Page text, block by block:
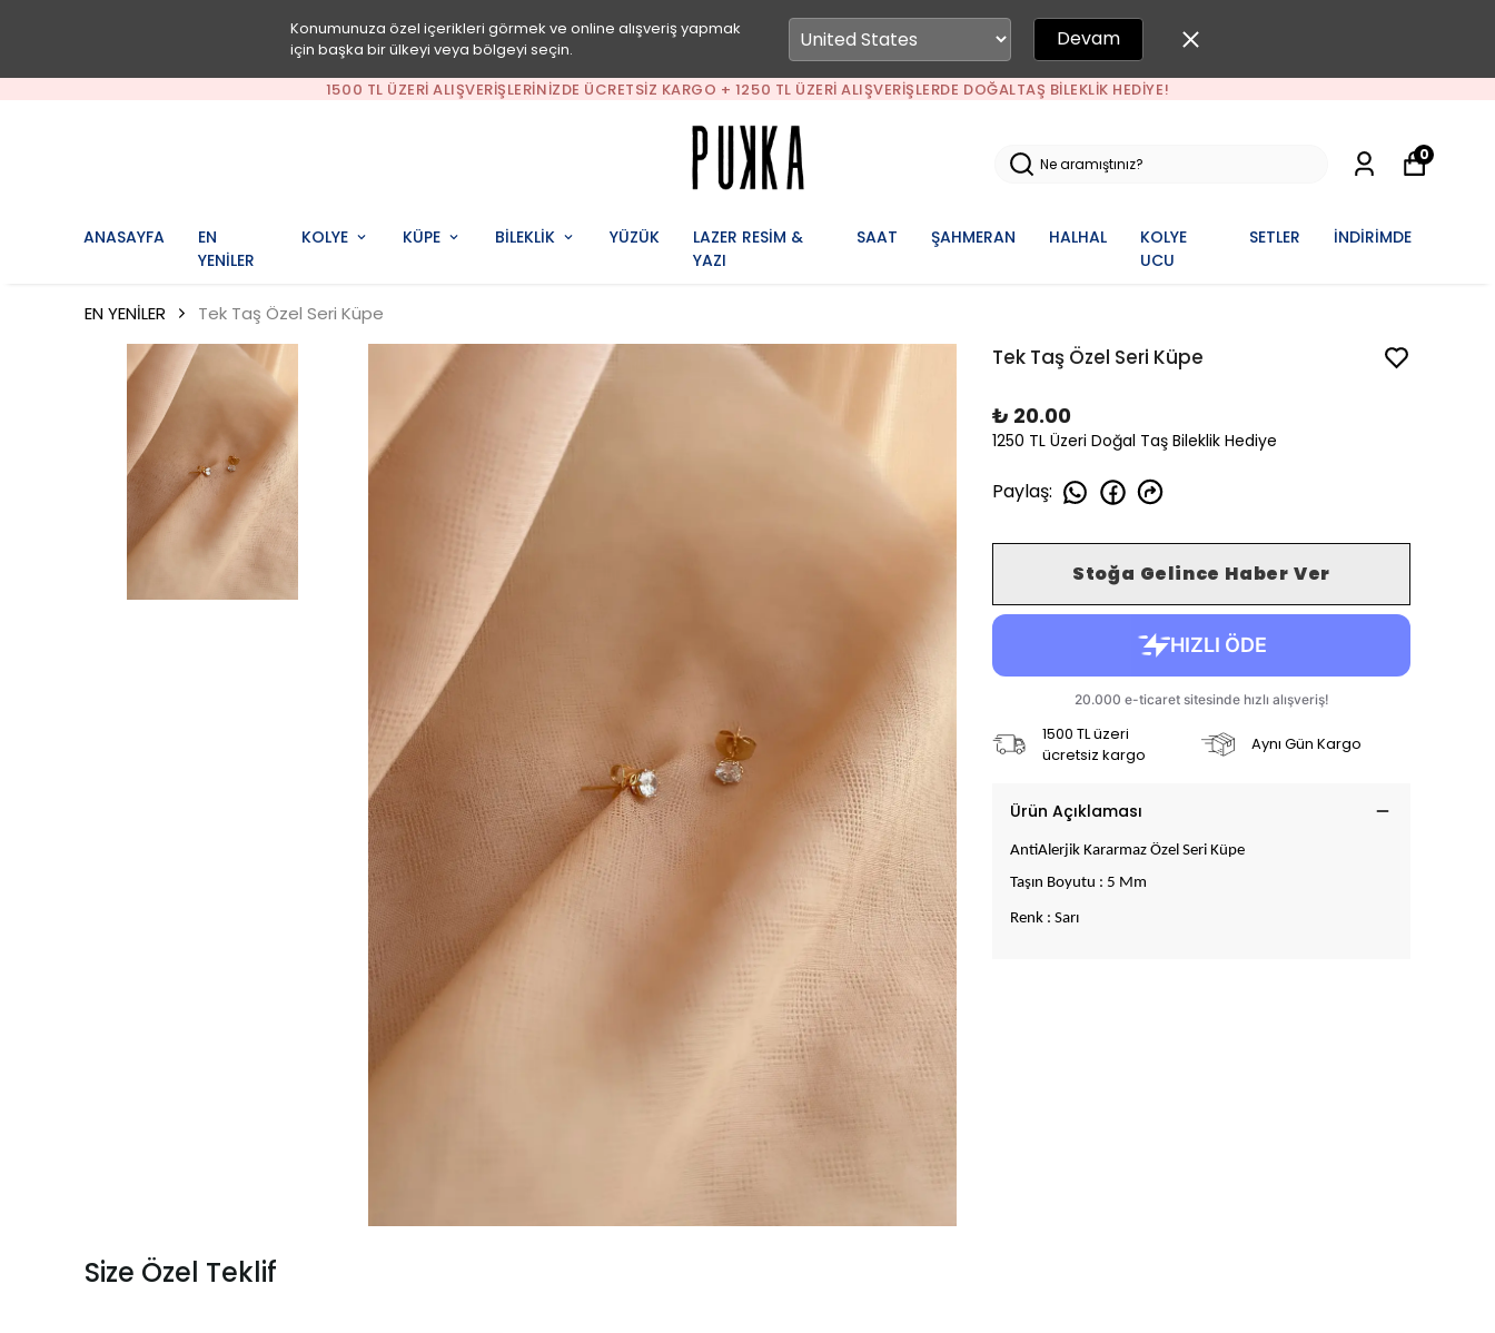
Konumunuza özel içerikleri görmek ve online alışveriş yapmak
için başka bir ülkeyi veya bölgeyi seçin.
Devam
1500 TL ÜZERI ALIŞVERIŞLERINIZDE ÜCRETSIZ KARGO + 1250 TL ÜZERI ALIŞVERIŞLERDE DOĞALTAŞ BILEKLIK HEDIYE!
ANASAYFA
EN
YENİLER
KOLYE KÜPE BİLEKLİK YÜZÜK
LAZER RESİM &
YAZI
SAAT ŞAHMERAN HALHAL
KOLYE
UCU
SETLER İNDİRİMDE
0
EN YENİLER Tek Taş Özel Seri Küpe
Tek Taş Özel Seri Küpe
₺ 20.00
1250 TL Üzeri Doğal Taş Bileklik Hediye
Paylaş:
Stoğa Gelince Haber Ver
1500 TL üzeri
ücretsiz kargo
Aynı Gün Kargo
Ürün Açıklaması
AntiAlerjik Kararmaz Özel Seri Küpe
Taşın Boyutu : 5 Mm
Renk : Sarı
Size Özel Teklif